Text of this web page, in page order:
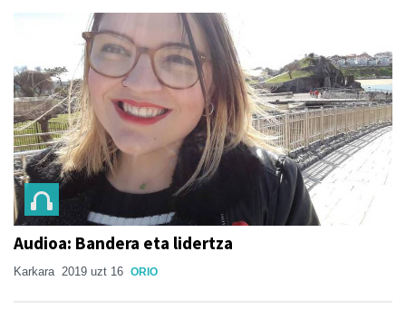
Audioa: Bandera eta lidertza
Karkara 2019 uzt 16 ORIO